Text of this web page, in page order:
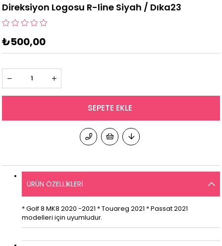
Direksiyon Logosu R-line Siyah / Dıka23
₺500,00
ÜRÜN ÖZELLIKLERI
* Golf 8 MK8 2020 -2021 * Touareg 2021 * Passat 2021
modelleri için uyumludur.